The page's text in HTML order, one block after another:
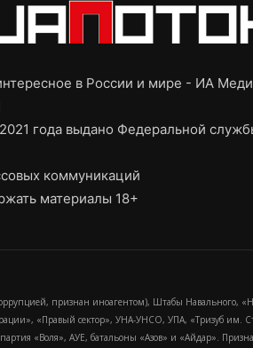
в России и мире - ИА
года выдано Федеральной
коммуникаций
материалы 18+
признан иноагентом), Штабы Навального,
«Правый сектор», УНА-УНСО, УПА, «Тризуб
партия «Воля», АУЕ, батальоны «Азов» и «Айдар».